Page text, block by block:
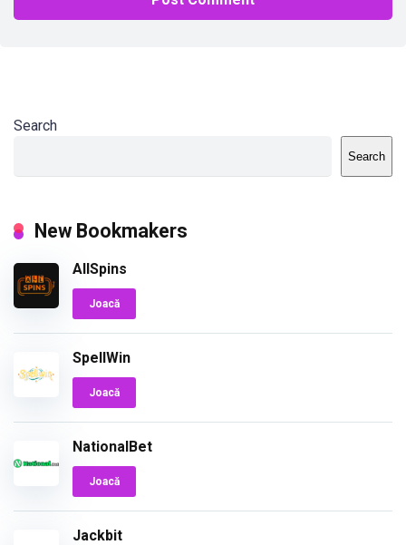
Search
Search
New Bookmakers
AllSpins
Joacă
SpellWin
Joacă
NationalBet
Joacă
Jackbit